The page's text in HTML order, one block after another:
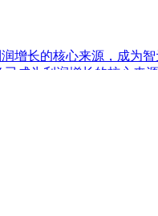
增长的核心来源，成为
为利润增长的核心来